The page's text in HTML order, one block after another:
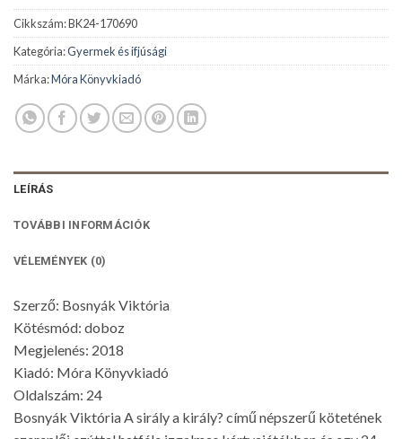
Cikkszám:BK24-170690
Kategória:Gyermek és ifjúsági
Márka:Móra Könyvkiadó
LEÍRÁS
TOVÁBBI INFORMÁCIÓK
VÉLEMÉNYEK (0)
Szerző: Bosnyák Viktória
Kötésmód: doboz
Megjelenés: 2018
Kiadó: Móra Könyvkiadó
Oldalszám: 24
Bosnyák Viktória A sirály a király? című népszerű kötetének